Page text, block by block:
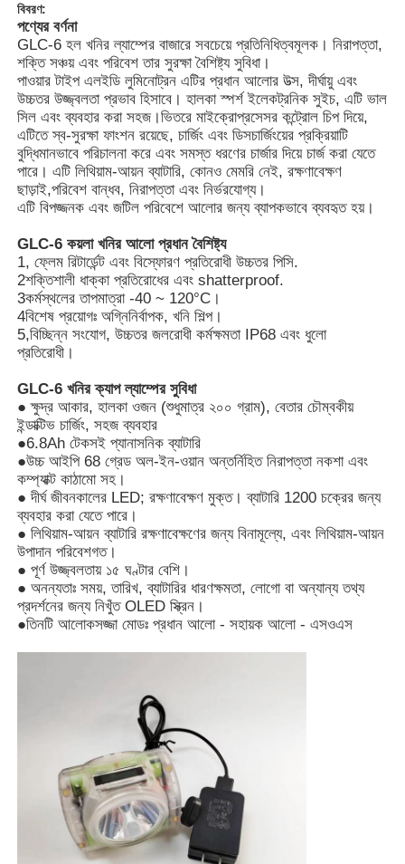
বাড়ি
পণ্য
VR প্রদর্শন
আমাদের সম্পর্কে
কারখানা ভ্রমণ
মান নিয়ন্ত্রণ
এলইডি মাইনিং ল্যাম্প
কর্ডলেস মাইনিং ক্যাপ ল্যাম্প
বিবরণ:
পণ্যের বর্ণনা
GLC-6 হল খনির ল্যাম্পের বাজারে সবচেয়ে প্রতিনিধিত্বমূলক। নিরাপত্তা,
শক্তি সঞ্চয় এবং পরিবেশ তার সুরক্ষা বৈশিষ্ট্য সুবিধা।
পাওয়ার টাইপ এলইডি লুমিনোট্রন এটির প্রধান আলোর উত্স, দীর্ঘায়ু এবং
উচ্চতর উজ্জ্বলতা প্রভাব হিসাবে। হালকা স্পর্শ ইলেকট্রনিক সুইচ, এটি ভাল
সিল এবং ব্যবহার করা সহজ।ভিতরে মাইক্রোপ্রসেসর কন্ট্রোল চিপ দিয়ে,
এটিতে স্ব-সুরক্ষা ফাংশন রয়েছে, চার্জিং এবং ডিসচার্জিংয়ের প্রক্রিয়াটি
বুদ্ধিমানভাবে পরিচালনা করে এবং সমস্ত ধরণের চার্জার দিয়ে চার্জ করা যেতে
পারে। এটি লিথিয়াম-আয়ন ব্যাটারি, কোনও মেমরি নেই, রক্ষণাবেক্ষণ
ছাড়াই,পরিবেশ বান্ধব, নিরাপত্তা এবং নির্ভরযোগ্য।
এটি বিপজ্জনক এবং জটিল পরিবেশে আলোর জন্য ব্যাপকভাবে ব্যবহৃত হয়।
GLC-6 কয়লা খনির আলো প্রধান বৈশিষ্ট্য
1, ফ্লেম রিটার্ডেন্ট এবং বিস্ফোরণ প্রতিরোধী উচ্চতর পিসি.
2শক্তিশালী ধাক্কা প্রতিরোধের এবং shatterproof.
3কর্মস্থলের তাপমাত্রা -40 ~ 120°C।
4বিশেষ প্রয়োগঃ অগ্নিনির্বাপক, খনি শিল্প।
5,বিচ্ছিন্ন সংযোগ, উচ্চতর জলরোধী কর্মক্ষমতা IP68 এবং ধুলো
প্রতিরোধী।
GLC-6 খনির ক্যাপ ল্যাম্পের সুবিধা
● ক্ষুদ্র আকার, হালকা ওজন (শুধুমাত্র ২০০ গ্রাম), বেতার চৌম্বকীয়
ইন্ডাক্টিভ চার্জিং, সহজ ব্যবহার
●6.8Ah টেকসই প্যানাসনিক ব্যাটারি
●উচ্চ আইপি 68 গ্রেড অল-ইন-ওয়ান অন্তর্নিহিত নিরাপত্তা নকশা এবং
কম্প্যাক্ট কাঠামো সহ।
● দীর্ঘ জীবনকালের LED; রক্ষণাবেক্ষণ মুক্ত। ব্যাটারি 1200 চক্রের জন্য
ব্যবহার করা যেতে পারে।
● লিথিয়াম-আয়ন ব্যাটারি রক্ষণাবেক্ষণের জন্য বিনামূল্যে, এবং লিথিয়াম-আয়ন
উপাদান পরিবেশগত।
● পূর্ণ উজ্জ্বলতায় ১৫ ঘণ্টার বেশি।
● অনন্যতাঃ সময়, তারিখ, ব্যাটারির ধারণক্ষমতা, লোগো বা অন্যান্য তথ্য
প্রদর্শনের জন্য নিখুঁত OLED স্ক্রিন।
●তিনটি আলোকসজ্জা মোডঃ প্রধান আলো - সহায়ক আলো - এসওএস